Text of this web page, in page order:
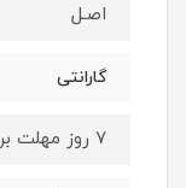
اصـل
گارانتی
7 روز مهلت برررسی کالا